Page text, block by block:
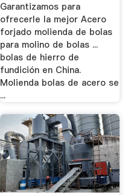
Garantizamos para
ofrecerle la mejor Acero
forjado molienda de bolas
para molino de bolas ...
bolas de hierro de
fundición en China.
Molienda bolas de acero se
...